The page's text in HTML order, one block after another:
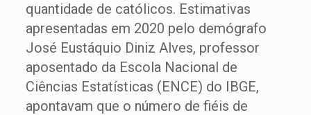
quantidade de católicos. Estimativas
apresentadas em 2020 pelo demógrafo
José Eustáquio Diniz Alves, professor
aposentado da Escola Nacional de
Ciências Estatísticas (ENCE) do IBGE,
apontavam que o número de fiéis de